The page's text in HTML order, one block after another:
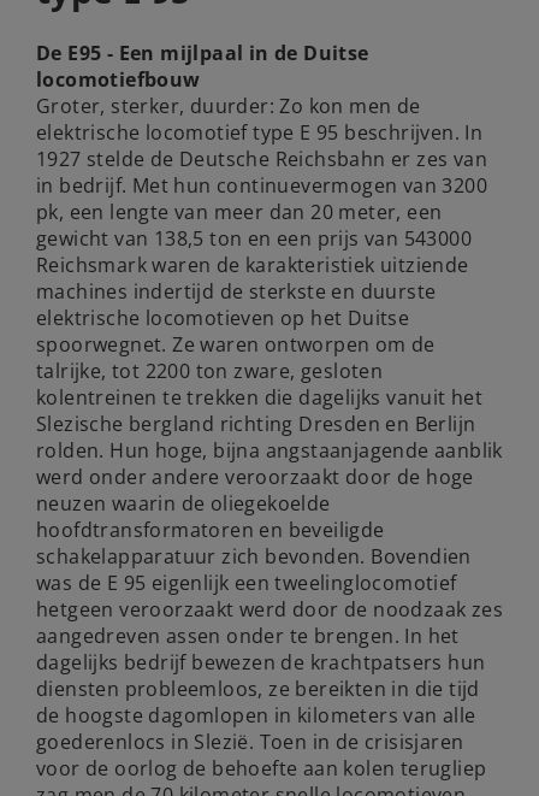
De E95 - Een mijlpaal in de Duitse
locomotiefbouw
Groter, sterker, duurder: Zo kon men de
elektrische locomotief type E 95 beschrijven. In
1927 stelde de Deutsche Reichsbahn er zes van
in bedrijf. Met hun continuevermogen van 3200
pk, een lengte van meer dan 20 meter, een
gewicht van 138,5 ton en een prijs van 543000
Reichsmark waren de karakteristiek uitziende
machines indertijd de sterkste en duurste
elektrische locomotieven op het Duitse
spoorwegnet. Ze waren ontworpen om de
talrijke, tot 2200 ton zware, gesloten
kolentreinen te trekken die dagelijks vanuit het
Slezische bergland richting Dresden en Berlijn
rolden. Hun hoge, bijna angstaanjagende aanblik
werd onder andere veroorzaakt door de hoge
neuzen waarin de oliegekoelde
hoofdtransformatoren en beveiligde
schakelapparatuur zich bevonden. Bovendien
was de E 95 eigenlijk een tweelinglocomotief
hetgeen veroorzaakt werd door de noodzaak zes
aangedreven assen onder te brengen. In het
dagelijks bedrijf bewezen de krachtpatsers hun
diensten probleemloos, ze bereikten in die tijd
de hoogste dagomlopen in kilometers van alle
goederenlocs in Slezië. Toen in de crisisjaren
voor de oorlog de behoefte aan kolen terugliep